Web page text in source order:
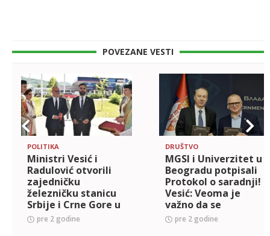
POVEZANE VESTI
POLITIKA
Ministri Vesić i
Radulović otvorili
zajedničku
železničku stanicu
Srbije i Crne Gore u
Bijelom Polju
pre 2 godine
DRUŠTVO
MGSI i Univerzitet u
Beogradu potpisali
Protokol o saradnji!
Vesić: Veoma je
važno da se
Univerzitet uključi
u rad Vlade Srbije i
pre 2 godine